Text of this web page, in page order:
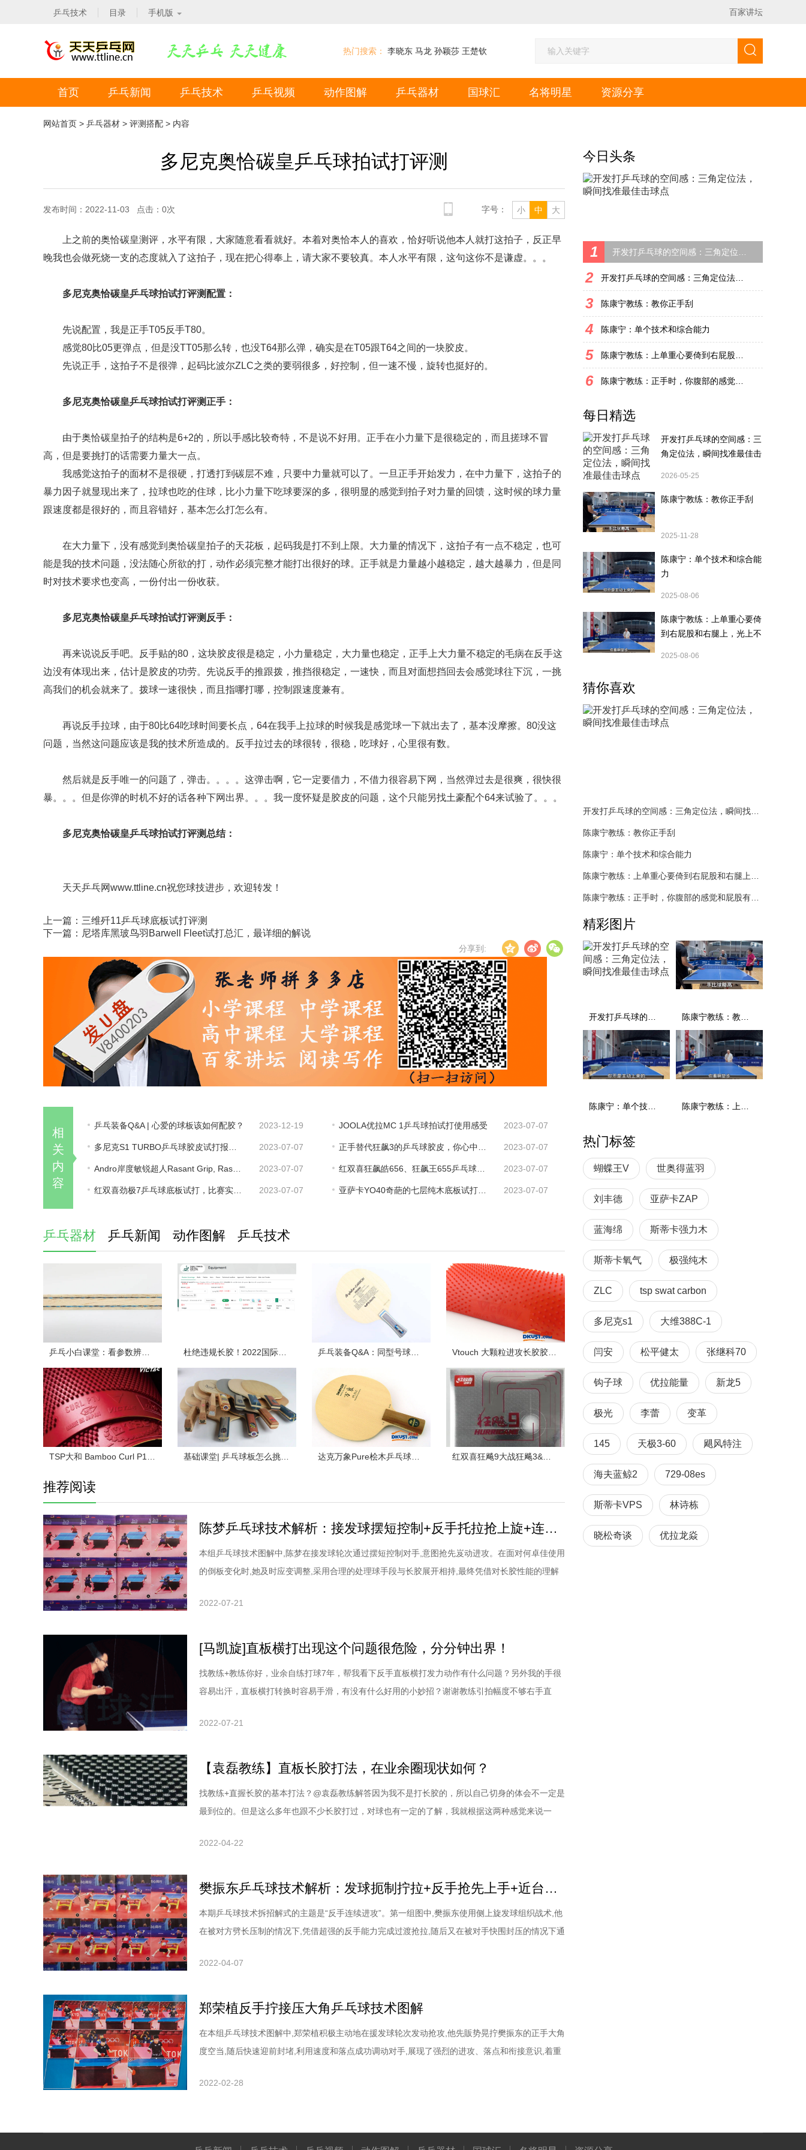
乒乓技术 目录 手机版 百家讲坛
热门搜索： 李晓东 马龙 孙颖莎 王楚钦
首页 乒乓新闻 乒乓技术 乒乓视频 动作图解 乒乓器材 国球汇 名将明星 资源分享
网站首页 > 乒乓器材 > 评测搭配 > 内容
多尼克奥恰碳皇乒乓球拍试打评测
发布时间：2022-11-03 点击： 0次 小 中 大
字号：
上之前的奥恰碳皇测评，水平有限，大家随意看看就好。本着对奥恰本人的喜欢，恰好听说他本人就打这拍子，反正早
晚我也会做死烧一支的态度就入了这拍子，现在把心得奉上，请大家不要较真。本人水平有限，这句这你不是谦虚。。。
多尼克奥恰碳皇乒乓球拍试打评测配置：
先说配置，我是正手T05反手T80。
感觉80比05更弹点，但是没TT05那么转，也没T64那么弹，确实是在T05跟T64之间的一块胶皮。
先说正手，这拍子不是很弹，起码比波尔ZLC之类的要弱很多，好控制，但一速不慢，旋转也挺好的。
多尼克奥恰碳皇乒乓球拍试打评测正手：
由于奥恰碳皇拍子的结构是6+2的，所以手感比较奇特，不是说不好用。正手在小力量下是很稳定的，而且搓球不冒
高，但是要挑打的话需要力量大一点。
我感觉这拍子的面材不是很硬，打透打到碳层不难，只要中力量就可以了。一旦正手开始发力，在中力量下，这拍子的
暴力因子就显现出来了，拉球也吃的住球，比小力量下吃球要深的多，很明显的感觉到拍子对力量的回馈，这时候的球力量
跟速度都是很好的，而且容错好，基本怎么打怎么有。
在大力量下，没有感觉到奥恰碳皇拍子的天花板，起码我是打不到上限。大力量的情况下，这拍子有一点不稳定，也可
能是我的技术问题，没法随心所欲的打，动作必须完整才能打出很好的球。正手就是力量越小越稳定，越大越暴力，但是同
时对技术要求也变高，一份付出一份收获。
多尼克奥恰碳皇乒乓球拍试打评测反手：
再来说说反手吧。反手贴的80，这块胶皮很是稳定，小力量稳定，大力量也稳定，正手上大力量不稳定的毛病在反手这
边没有体现出来，估计是胶皮的功劳。先说反手的推跟拨，推挡很稳定，一速快，而且对面想挡回去会感觉球往下沉，一挑
高我们的机会就来了。拨球一速很快，而且指哪打哪，控制跟速度兼有。
再说反手拉球，由于80比64吃球时间要长点，64在我手上拉球的时候我是感觉球一下就出去了，基本没摩擦。80没这
问题，当然这问题应该是我的技术所造成的。反手拉过去的球很转，很稳，吃球好，心里很有数。
然后就是反手唯一的问题了，弹击。。。。这弹击啊，它一定要借力，不借力很容易下网，当然弹过去是很爽，很快很
暴。。。但是你弹的时机不好的话各种下网出界。。。我一度怀疑是胶皮的问题，这个只能另找土豪配个64来试验了。。。
多尼克奥恰碳皇乒乓球拍试打评测总结：
天天乒乓网www.ttline.cn祝您球技进步，欢迎转发！
上一篇： 三维歼11乒乓球底板试打评测
下一篇： 尼塔库黑玻鸟羽Barwell Fleet试打总汇，最详细的解说
分享到:
相
关
内
容
乒乓装备Q&A | 心爱的球板该如何配胶？ 2023-12-19
2023-07-07
2023-07-07
2023-07-07
JOOLA优拉MC 1乒乓球拍试打使用感受 2023-07-07
2023-07-07
2023-07-07
2023-07-07
乒乓器材 乒乓新闻 动作图解 乒乓技术
推荐阅读
陈梦乒乓球技术解析：接发球摆短控制+反手托拉抢上旋+连续发力打中间
本组乒乓球技术图解中,陈梦在接发球轮次通过摆短控制对手,意图抢先岌动进攻。在面对何卓佳使用
的倒板变化时,她及时应变调整,采用合理的处理球手段与长胶展开相持,最终凭借对长胶性能的理解
求如何摆短:微立板形,触球时迅速借力并制动如图,陈梦使用相对稳定的平站位处理接发球,因为她的
2022-07-21
[马凯旋]直板横打出现这个问题很危险，分分钟出界！
找教练+教练你好，业余自练打球7年，帮我看下反手直板横打发力动作有什么问题？另外我的手很
容易出汗，直板横打转换时容易手滑，有没有什么好用的小妙招？谢谢教练引拍幅度不够右手直
己琢磨，没有教练教过你，打成现在这个样子真就算说的过去了。当然，7年过长了。有一件事你得
2022-07-21
【袁磊教练】直板长胶打法，在业余圈现状如何？
找教练+直握长胶的基本打法？@袁磊教练解答因为我不是打长胶的，所以自己切身的体会不一定是
最到位的。但是这么多年也跟不少长胶打过，对球也有一定的了解，我就根据这两种感觉来说一
度，有0.8的、1.0的、1.2的，这些种类不同，你要做的相应调节也不一样。现在只贴单面胶皮的选
2022-04-22
樊振东乒乓球技术解析：发球扼制拧拉+反手抢先上手+近台暴力衔接
本期乒乓球技术拆招解式的主题是“反手连续进攻”。第一组图中,樊振东使用侧上旋发球组织战术,他
在被对方劈长压制的情况下,凭借超强的反手能力完成过渡抢拉,随后又在被对手快围封压的情况下通
为营”的战术思想。樊振东乒乓球技术解析：发球时如何抑制对方拧拉:靠旋转和落点破坏对方的动
2022-04-07
郑荣植反手拧接压大角乒乓球技术图解
在本组乒乓球技术图解中,郑荣植积极主动地在援发球轮次发动抢攻,他先販势晃拧樊振东的正手大角
度空当,随后快速迎前封堵,利用速度和落点成功调动对手,展现了强烈的进攻、落点和衔接意识,着重
及时把板形调整到反手拧拉的状态。图3-6中,郑荣植在处理接发球的时侯没有急于做出引手动作,他
2022-02-28
今日头条
1
2
3 陈康宁教练：教你正手刮
4 陈康宁：单个技术和综合能力
5
6
每日精选
开发打乒乓球的空间感：三
角定位法，瞬间找准最佳击
2026-05-25
陈康宁教练：教你正手刮
2025-11-28
陈康宁：单个技术和综合能
力
2025-08-06
陈康宁教练：上单重心要倚
到右屁股和右腿上，光上不
2025-08-06
猜你喜欢
陈康宁教练：教你正手刮
陈康宁：单个技术和综合能力
精彩图片
热门标签
蝴蝶王V 世奥得蓝羽
刘丰德 亚萨卡ZAP
蓝海绵 斯蒂卡强力木
斯蒂卡氧气 极强纯木
ZLC tsp swat carbon
多尼克s1 大维388C-1
闫安 松平健太 张继科70
钩子球 优拉能量 新龙5
极光 李蕾 变革
145 天极3-60 飓风特注
海夫蓝鲸2 729-08es
斯蒂卡VPS 林诗栋
晓松奇谈 优拉龙焱